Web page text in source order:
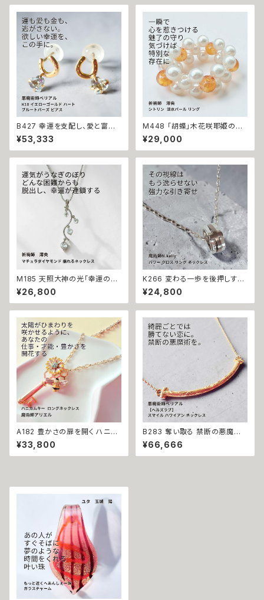
B427 幸運を支配し、愛と富を
引き寄せる 悪魔の馬蹄 K10 イ
エローゴールド ハート ブルート
パーズ ピアス 悪魔術師ベリアル
トーン10金 さくら チェリー 魔術
強力 悪魔術 黒魔術 おまじない
呪 本物 魔術師 金運 財運 収入
アップ 臨時収入 略奪 ライバル
縁結び お守り 開運
¥53,333
M448 「胡蝶」木花咲耶姫の愛
の祈り パール シトリン リング
運気上昇 成功 出世 恋愛運 魅
力運 縁結び お守り 御守り おま
願望成就 開運 開運グッズ 恋愛
成就 引き寄せ 運命 成功運 人
間関係 良縁 良縁成就 人気運
魅了 モテ 運気 恋愛 おまもり
¥29,000
M185 天照大神の光「幸運の連
鎖」運が味方し誰もがあなたを
応援 大開運 成功・金運・良縁 マ
チュラダイヤモンド 揺れるネッ
パワーストーン 天然石 ご利益
お守り 霊感霊視 スピリチュアル
強運 神社 神様
¥26,800
K266 変わる一歩を後押しする
【強力な引き寄せ】アフロディテ
の神秘パワー クロス リング ネ
ックレス｜復縁・片思い成就 N.
結び 魅力アップ エネルギー 魅
力 魔力 魔術 白魔術 願い 叶う
結び 開運 強運 本物 パワースト
¥24,800
A182 豊かさの扉を開く ハニカ
ムキー 太陽開花の仕事運・生業
守護 才能開花 ロングネックレ
ス 魔術師アリエル 魔術 金運 仕
り ひまわり 鍵 蜂
¥33,800
B283 奪い取る 禁断の悪魔術
恋の勝者になれる 縁切り【ヘル
ズラブ】スマイル ハワイアン ネ
ックレス ステンレス 悪魔術師
¥66,666